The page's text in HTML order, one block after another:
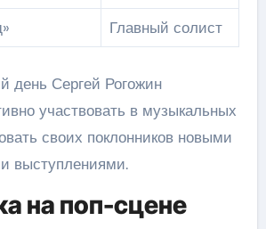
Главный солист
день Сергей Рогожин
участвовать в музыкальных
своих поклонников новыми
выступлениями.
на поп-сцене